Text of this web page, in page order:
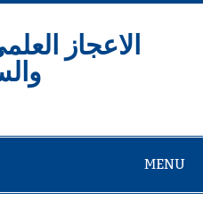
Skip
الاعجاز
MENU